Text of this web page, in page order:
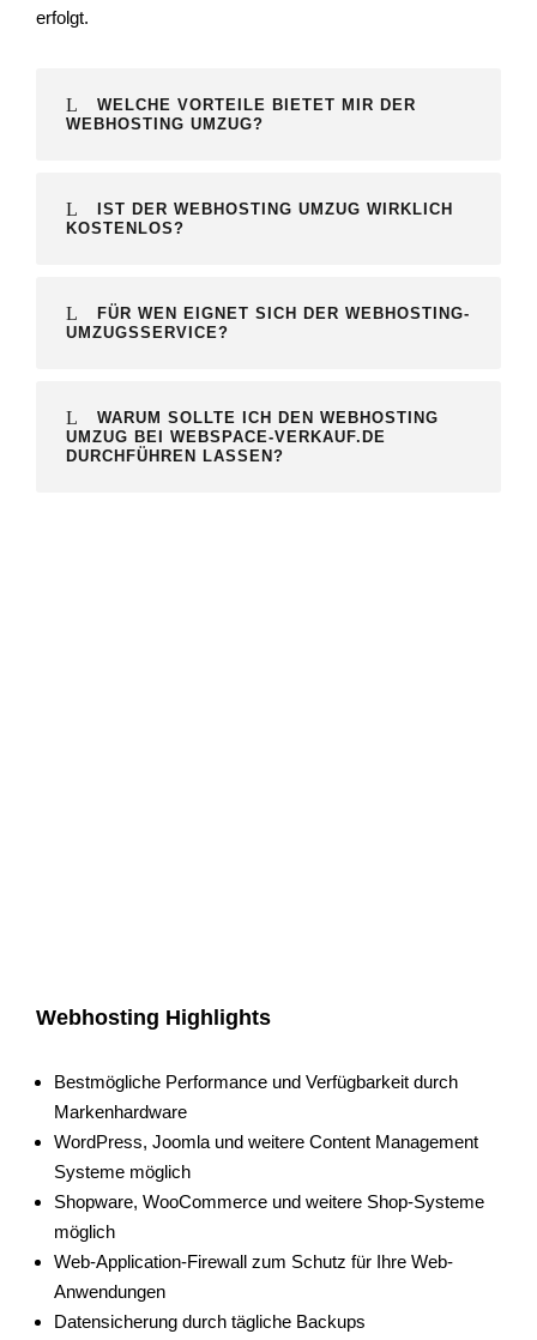
erfolgt.
WELCHE VORTEILE BIETET MIR DER
WEBHOSTING UMZUG?
IST DER WEBHOSTING UMZUG WIRKLICH
KOSTENLOS?
FÜR WEN EIGNET SICH DER WEBHOSTING-
UMZUGSSERVICE?
WARUM SOLLTE ICH DEN WEBHOSTING
UMZUG BEI WEBSPACE-VERKAUF.DE
DURCHFÜHREN LASSEN?
Webhosting Highlights
Bestmögliche Performance und Verfügbarkeit durch
Markenhardware
WordPress, Joomla und weitere Content Management
Systeme möglich
Shopware, WooCommerce und weitere Shop-Systeme
möglich
Web-Application-Firewall zum Schutz für Ihre Web-
Anwendungen
Datensicherung durch tägliche Backups